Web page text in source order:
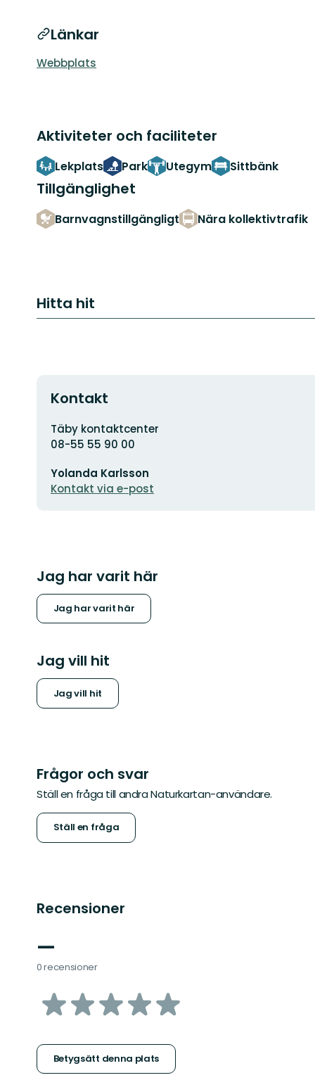
Länkar
Webbplats
Aktiviteter och faciliteter
Lekplats Park Utegym Sittbänk
Tillgänglighet
Barnvagnstillgängligt Nära kollektivtrafik
Hitta hit
Kontakt
Adress
Täby kontaktcenter
08-55 55 90 00
postadress
Yolanda Karlsson
Kontakt via e-post
Jag har varit här
Jag har varit här
Jag vill hit
Jag vill hit
Frågor och svar
Ställ en fråga till andra Naturkartan-användare.
Ställ en fråga
Recensioner
—
0 recensioner
av
stjärnor
Betygsätt denna plats